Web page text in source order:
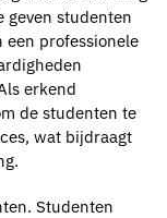
geven studenten
professionele
erkend
de studenten te
wat bijdraagt
Studenten